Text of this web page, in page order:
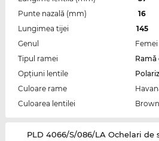
Punte nazală (mm)
16
Lungimea tijei
145
Genul
Femei
Tipul ramei
Opțiuni lentile
Culoare rame
Culoarea lentilei
‌PLD 4066/S/086/LA Ochelari de